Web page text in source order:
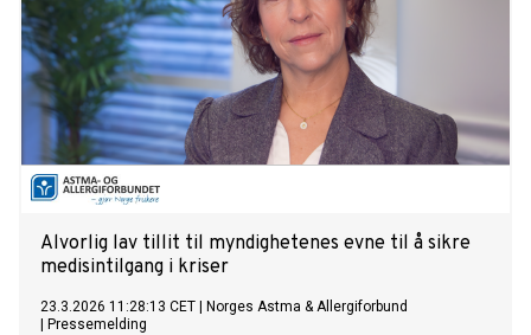
Alvorlig lav tillit til myndighetenes evne til å sikre
medisintilgang i kriser
23.3.2026 11:28:13 CET
Norges Astma & Allergiforbund
Pressemelding